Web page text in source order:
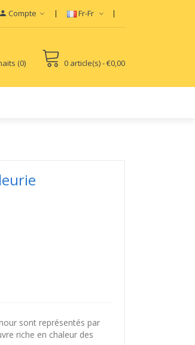
Compte
Disposable Vapes Fr-Fr
(0) 0 article(s) - €0,00
sont représentés par
riche en chaleur des